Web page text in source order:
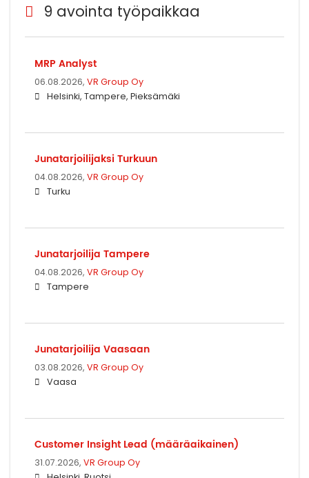
9 avointa työpaikkaa
MRP Analyst
06.08.2026, VR Group Oy
Helsinki, Tampere, Pieksämäki
Junatarjoilijaksi Turkuun
04.08.2026, VR Group Oy
Turku
Junatarjoilija Tampere
04.08.2026, VR Group Oy
Tampere
Junatarjoilija Vaasaan
03.08.2026, VR Group Oy
Vaasa
Customer Insight Lead (määräaikainen)
31.07.2026, VR Group Oy